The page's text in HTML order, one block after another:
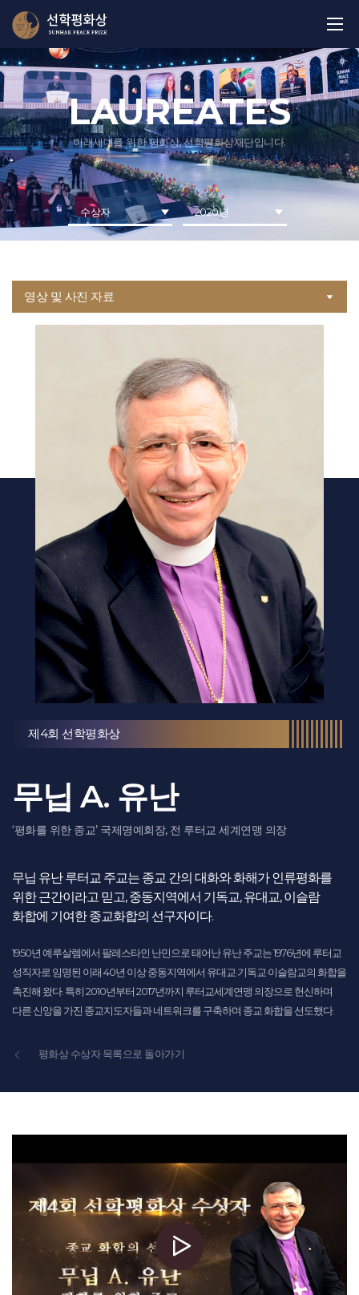
LAUREATES
미래세대를 위한 평화상, 선학평화상재단입니다.
수상자 2020년
영상 및 사진 자료
제4회 선학평화상
무닙 A. 유난
‘평화를 위한 종교’ 국제명예회장, 전 루터교 세계연맹 의장
무닙 유난 루터교 주교는 종교 간의 대화와 화해가 인류평화를
위한 근간이라고 믿고, 중동지역에서 기독교, 유대교, 이슬람
화합에 기여한 종교화합의 선구자이다.
1950년 예루살렘에서 팔레스타인 난민으로 태어난 유난 주교는 1976년에 루터교
성직자로 임명된 이래 40년 이상 중동지역에서 유대교·기독교·이슬람교의 화합을
촉진해 왔다. 특히 2010년부터 2017년까지 루터교세계연맹 의장으로 헌신하며
다른 신앙을 가진 종교지도자들과 네트워크를 구축하며 종교 화합을 선도했다.
평화상 수상자 목록으로 돌아가기